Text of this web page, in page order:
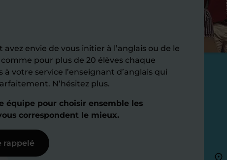
avez envie de vous initier à l’anglais ou de le
pour plus de 20 élèves chaque
votre service l’enseignant d’anglais qui
N’hésitez plus.
équipe pour choisir ensemble les
correspondent le mieux.
rappelé